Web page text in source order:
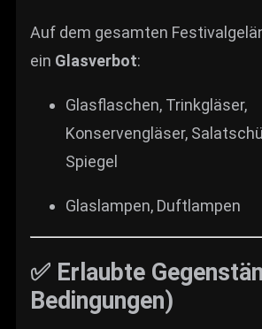
Auf dem gesamten
ein Glasverbot:
Glasflaschen, Trinkgläser,
Konservengläser,
Spiegel
Glaslampen, Duftlampen
✅ Erlaubte
Bedingungen)